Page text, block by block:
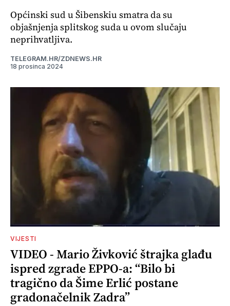
Općinski sud u Šibenskiu smatra da su
objašnjenja splitskog suda u ovom slučaju
neprihvatljiva.
TELEGRAM.HR/ZDNEWS.HR
18 prosinca 2024
VIJESTI
VIDEO - Mario Živković štrajka glađu
ispred zgrade EPPO-a: “Bilo bi
tragično da Šime Erlić postane
gradonačelnik Zadra”